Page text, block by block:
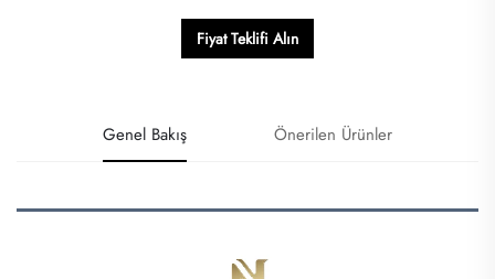
Fiyat Teklifi Alın
Genel Bakış Önerilen Ürünler